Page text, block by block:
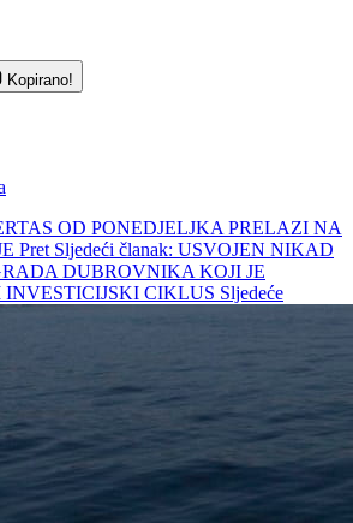
Kopirano!
OD PONEDJELJKA PRELAZI NA
Pret Sljedeći članak: USVOJEN NIKAD
DUBROVNIKA KOJI JE
CIKLUS Sljedeće